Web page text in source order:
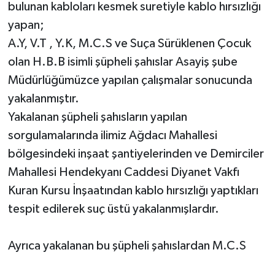
bulunan kabloları kesmek suretiyle kablo hırsızlığı
yapan;
A.Y, V.T , Y.K, M.C.S ve Suça Sürüklenen Çocuk
olan H.B.B isimli şüpheli şahıslar Asayiş şube
Müdürlüğümüzce yapılan çalışmalar sonucunda
yakalanmıştır.
Yakalanan şüpheli şahısların yapılan
sorgulamalarında ilimiz Ağdacı Mahallesi
bölgesindeki inşaat şantiyelerinden ve Demirciler
Mahallesi Hendekyanı Caddesi Diyanet Vakfı
Kuran Kursu İnşaatından kablo hırsızlığı yaptıkları
tespit edilerek suç üstü yakalanmışlardır.
Ayrıca yakalanan bu şüpheli şahıslardan M.C.S
Yerel Yönetimler
DÜNYA
YEREL